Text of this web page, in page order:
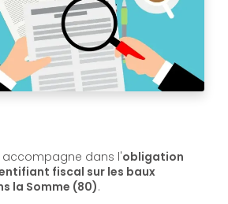
accompagne dans l'obligation
fiscal sur les baux
la Somme (80).